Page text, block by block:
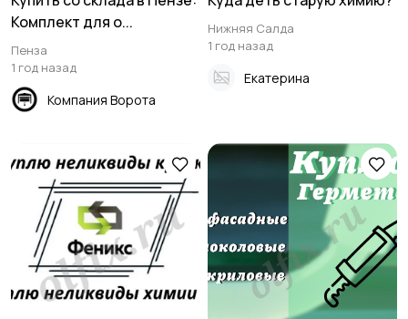
Комплект для о...
Пенза
1 год назад
Компания Ворота
Нижняя Салда
1 год назад
Екатерина